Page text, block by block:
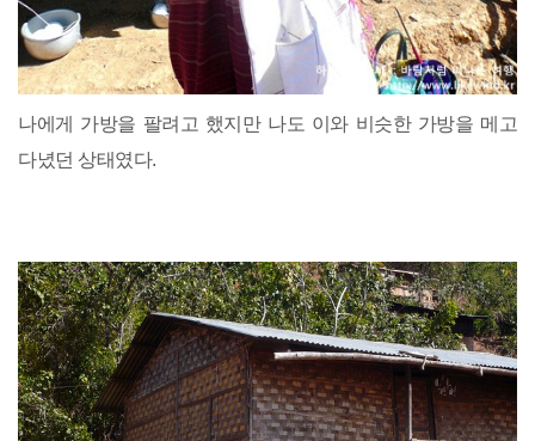
나에게 가방을 팔려고 했지만 나도 이와 비슷한 가방을 메고
다녔던 상태였다.